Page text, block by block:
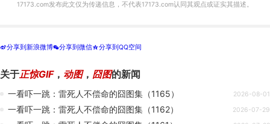
17173.com发布此文仅为传递信息，不代表17173.com认同其观点或证实其描述。
t分享到新浪微博w分享到微信z分享到QQ空间
关于正惊GIF， 动图， 囧图的新闻
一看吓一跳：雷死人不偿命的囧图集（1165） 2026-08-01
一看吓一跳：雷死人不偿命的囧图集（1162） 2026-07-29